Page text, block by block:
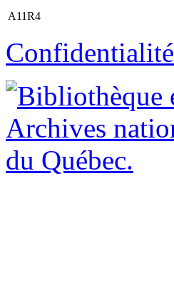
A11R4
Confidentialité